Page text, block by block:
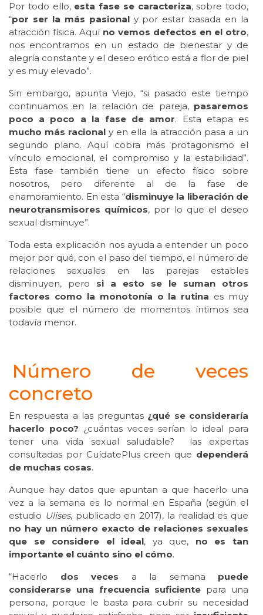
Por todo ello, esta fase se caracteriza, sobre todo,
“por ser la más pasional y por estar basada en la
atracción física. Aquí no vemos defectos en el otro,
nos encontramos en un estado de bienestar y de
alegría constante y el deseo erótico está a flor de piel
y es muy elevado”.
Sin embargo, apunta Viejo, “si pasado este tiempo
continuamos en la relación de pareja,pasaremos
poco a poco a la fase de amor. Esta etapa es
mucho más racional y en ella la atracción pasa a un
segundo plano. Aquí cobra más protagonismo el
vínculo emocional, el compromiso y la estabilidad”.
Esta fase también tiene un efecto físico sobre
nosotros, pero diferente al de la fase de
enamoramiento. En esta “disminuye la liberación de
neurotransmisores químicos, por lo que el deseo
sexual disminuye”.
Toda esta explicación nos ayuda a entender un poco
mejor por qué, con el paso del tiempo, el número de
relaciones sexuales en las parejas estables
disminuyen, pero si a esto se le suman otros
factores como la monotonía o la rutina es muy
posible que el número de momentos íntimos sea
todavía menor.
Número de veces
concreto
En respuesta a las preguntas ¿qué se consideraría
hacerlo poco? ¿cuántas veces serían lo ideal para
tener una vida sexual saludable? las expertas
consultadas por CuídatePlus creen que dependerá
de muchas cosas.
Aunque hay datos que apuntan a que hacerlo una
vez a la semana es lo normal en España (según el
estudio Ulises, publicado en 2017), la realidad es que
no hay un número exacto de relaciones sexuales
que se considere el ideal, ya que, no es tan
importante el cuánto sino el cómo.
“Hacerlo dos veces a la semana puede
considerarse una frecuencia suficiente para una
persona, porque le basta para cubrir su necesidad